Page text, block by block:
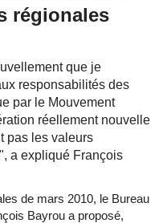
régionales
que je
responsabilités des
par le Mouvement
réellement nouvelle
pas les valeurs
a expliqué François
de mars 2010, le Bureau
Bayrou a proposé,